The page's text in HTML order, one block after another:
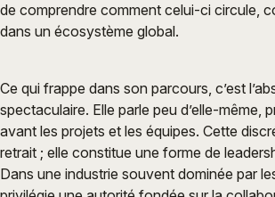
de comprendre comment celui-ci circule,
dans un écosystème global.
Ce qui frappe dans son parcours, c’est
spectaculaire. Elle parle peu d’elle-même,
avant les projets et les équipes. Cette
retrait ; elle constitue une forme de
Dans une industrie souvent dominée par